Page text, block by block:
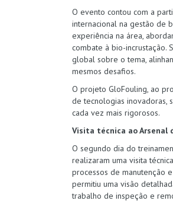
O evento contou com a
internacional na gestão de
experiência na área,
combate à bio-incrustação.
global sobre o tema,
mesmos desafios.
O projeto GloFouling, ao
de tecnologias inovadoras,
cada vez mais rigorosos.
Visita técnica ao Arsenal
O segundo dia do
realizaram uma visita
processos de manutenção
permitiu uma visão
trabalho de inspeção e